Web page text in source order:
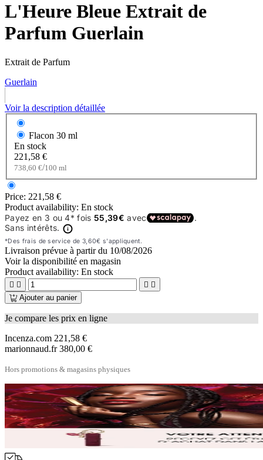
L'Heure Bleue Extrait de
Parfum Guerlain
Extrait de Parfum
Guerlain
Voir la description détaillée
Flacon 30 ml
En stock
221,58 €
738,60 €/100 ml
Price: 221,58 €
Product availability: En stock
Livraison prévue à partir du 10/08/2026
Voir la disponibilité en magasin
Product availability: En stock
   
Ajouter au panier
Je compare les prix en ligne
Incenza.com 221,58 €
marionnaud.fr 380,00 €
Hors promotions & magasins physiques